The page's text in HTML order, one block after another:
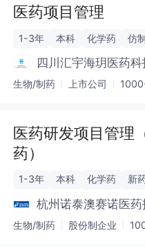
医药项目管理
1-3年 本科 化学药 仿
四川汇宇海玥医药科
生物/制药 上市公司
医药研发项目管理
药）
1-3年 本科 化学药 新
杭州诺泰澳赛诺医
生物/制药 股份制企业